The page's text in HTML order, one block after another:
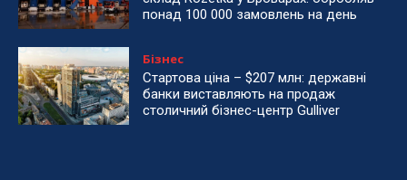
понад 100 000 замовлень на день
Бізнес
Стартова ціна – $207 млн: державні
банки виставляють на продаж
столичний бізнес-центр Gulliver